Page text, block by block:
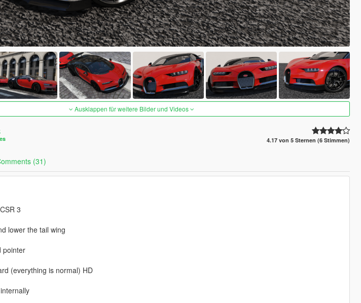
Ausklappen für weitere Bilder und Videos
4.17 von 5 Sternen (6 Stimmen)
(31)
3
lower the tail wing
pointer
(everything is normal) HD